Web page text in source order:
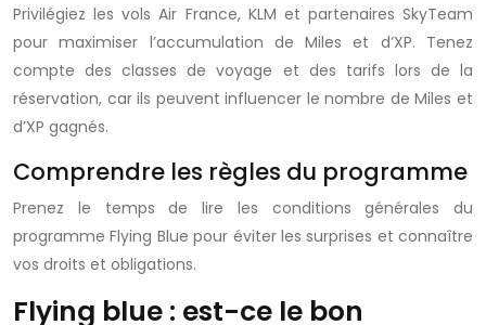
Privilégiez les vols Air France, KLM et partenaires SkyTeam
pour maximiser l’accumulation deMileset d’XP. Tenez
compte des classes de voyage et des tarifs lors de la
réservation, car ils peuvent influencer le nombre deMileset
d’XP gagnés.
Comprendre les règles du programme
Prenez le temps de lire les conditions générales du
programme Flying Bluepour éviter les surprises et connaître
vos droits et obligations.
Flying blue : est-ce le bon